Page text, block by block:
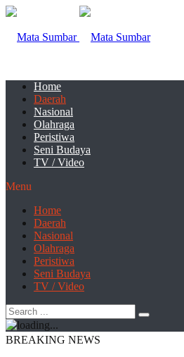
Home
Daerah
Nasional
Olahraga
Peristiwa
Seni Budaya
TV / Video
Menu
Home
Daerah
Nasional
Olahraga
Peristiwa
Seni Budaya
TV / Video
BREAKING NEWS